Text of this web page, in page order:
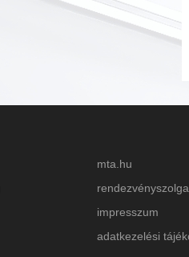
mta.hu
impresszum
adatkezelési